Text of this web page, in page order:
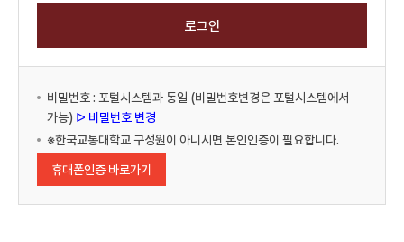
비밀번호 : 포털시스템과 동일 (비밀번호변경은 포털시스템에서
가능) ᐅ 비밀번호 변경
※한국교통대학교 구성원이 아니시면 본인인증이 필요합니다.
휴대폰인증 바로가기